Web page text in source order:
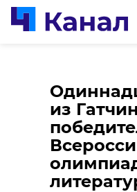
из
В
день в
обещают
+13
30 апреля 2023,